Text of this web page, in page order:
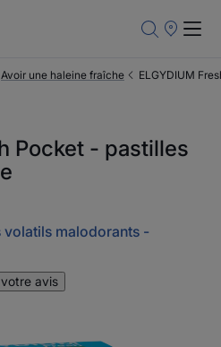
Points
Avoir une haleine fraîche ELGYDIUM
Pocket - pastilles
volatils malodorants -
avis